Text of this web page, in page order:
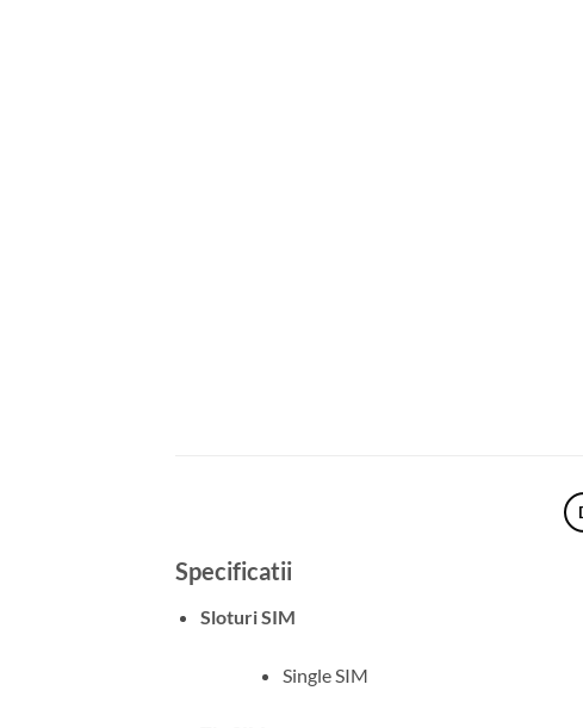
Specificatii
Sloturi SIM
Single SIM